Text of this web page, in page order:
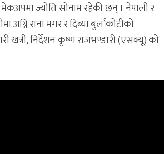
ज्योति सोनाम रहेकी छन् । नेपाली र
राना मगर र दिब्या बुर्लाकोटीको
निर्देशन कृष्ण राजभण्डारी (एसक्यू) को